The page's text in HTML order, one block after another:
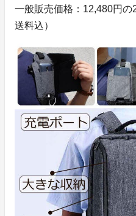
一般販売価格：12,480円
送料込）